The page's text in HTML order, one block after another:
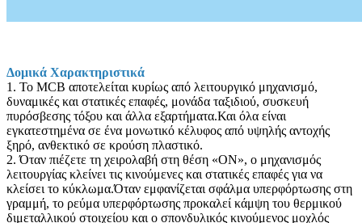
Δομικά Χαρακτηριστικά
1. Το MCB αποτελείται κυρίως από λειτουργικό μηχανισμό,
δυναμικές και στατικές επαφές, μονάδα ταξιδιού, συσκευή
πυρόσβεσης τόξου και άλλα εξαρτήματα.Και όλα είναι
εγκατεστημένα σε ένα μονωτικό κέλυφος από υψηλής αντοχής
ξηρό, ανθεκτικό σε κρούση πλαστικό.
2. Όταν πιέζετε τη χειρολαβή στη θέση «ON», ο μηχανισμός
λειτουργίας κλείνει τις κινούμενες και στατικές επαφές για να
κλείσει το κύκλωμα.Όταν εμφανίζεται σφάλμα υπερφόρτωσης στη
γραμμή, το ρεύμα υπερφόρτωσης προκαλεί κάμψη του θερμικού
διμεταλλικού στοιχείου και ο σπονδυλικός κινούμενος μοχλός